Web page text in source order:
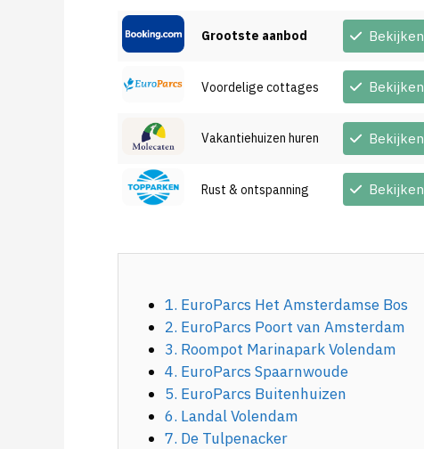
Grootste aanbod Bekijken
Voordelige cottages Bekijken
Vakantiehuizen huren Bekijken
Rust & ontspanning Bekijken
1. EuroParcs Het Amsterdamse Bos
2. EuroParcs Poort van Amsterdam
3. Roompot Marinapark Volendam
4. EuroParcs Spaarnwoude
5. EuroParcs Buitenhuizen
6. Landal Volendam
7. De Tulpenacker